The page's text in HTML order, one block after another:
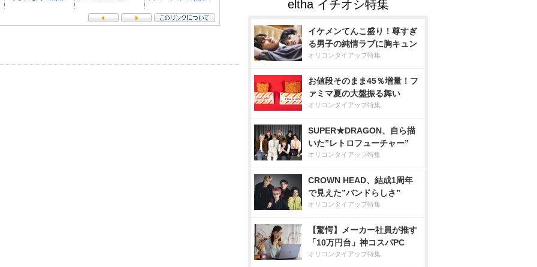
イケメンてんこ盛り！尊すぎ
る男子の純情ラブに胸キュン
オリコンタイアップ特集
お値段そのまま45％増量！フ
ァミマ夏の大盤振る舞い
オリコンタイアップ特集
SUPER★DRAGON、自ら描
いた”レトロフューチャー”
オリコンタイアップ特集
CROWN HEAD、結成1周年
で見えた”バンドらしさ”
オリコンタイアップ特集
【驚愕】メーカー社員が推す
「10万円台」神コスパPC
オリコンタイアップ特集